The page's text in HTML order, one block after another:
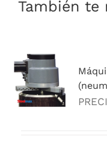
También te